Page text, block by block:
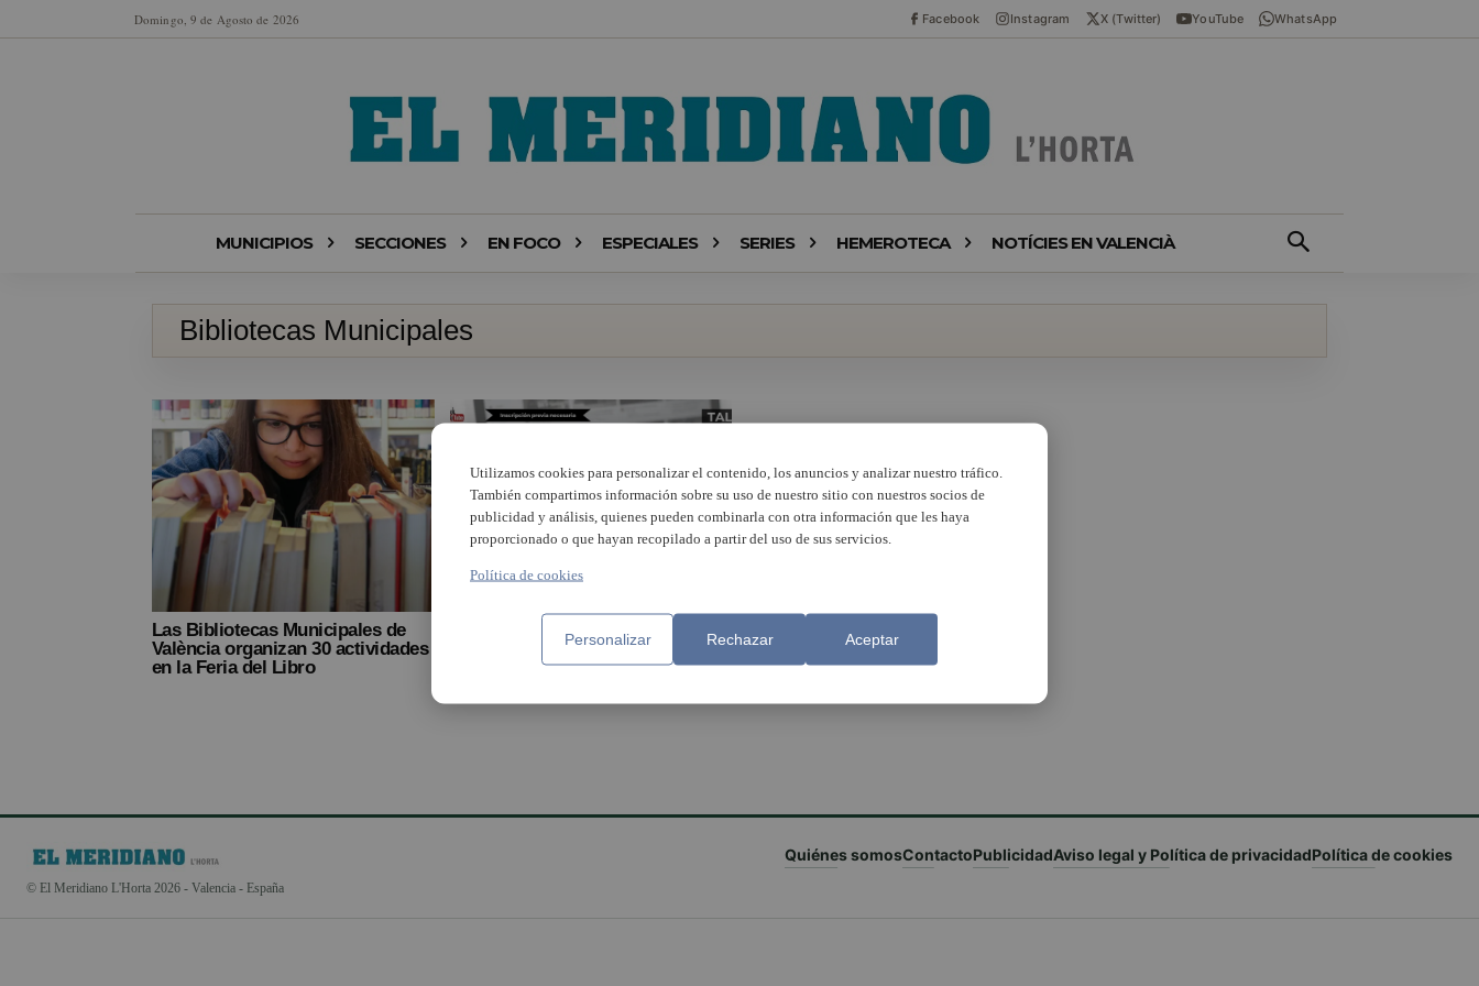
Domingo, 9 de Agosto de 2026 Facebook Instagram X (Twitter) YouTube WhatsApp
MUNICIPIOS SECCIONES EN FOCO ESPECIALES SERIES HEMEROTECA NOTÍCIES EN VALENCIÀ
Bibliotecas Municipales
Las Bibliotecas Municipales de
València organizan 30 actividades
en la Feria del Libro
Las Bibliotecas Municipales de
Burjassot proponen un taller de
Booktuber para jóvenes entre 12 y
© El Meridiano L'Horta 2026 - Valencia - España
Quiénes somosContactoPublicidadAviso legal y Política de privacidadPolítica de cookies
Utilizamos cookies para personalizar el contenido, los anuncios y analizar nuestro tráfico.
También compartimos información sobre su uso de nuestro sitio con nuestros socios de
publicidad y análisis, quienes pueden combinarla con otra información que les haya
proporcionado o que hayan recopilado a partir del uso de sus servicios.
Política de cookies
Personalizar Rechazar Aceptar